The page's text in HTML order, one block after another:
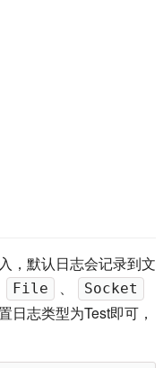
，默认日志会记录到文
File 、 Socket
日志类型为Test即可，